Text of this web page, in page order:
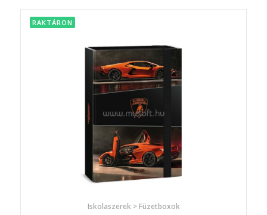
RAKTÁRON
Iskolaszerek > Füzetboxok